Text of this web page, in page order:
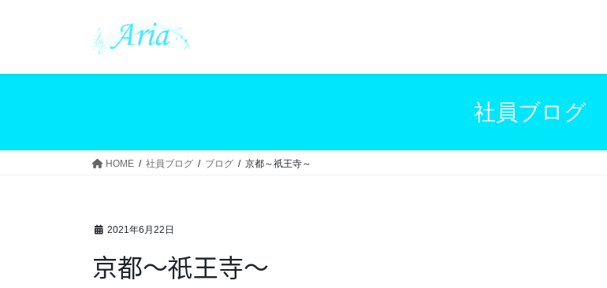
社員ブログ
HOME 社員ブログ ブログ 京都～祇王寺～
2021年6月22日
京都～祇王寺～